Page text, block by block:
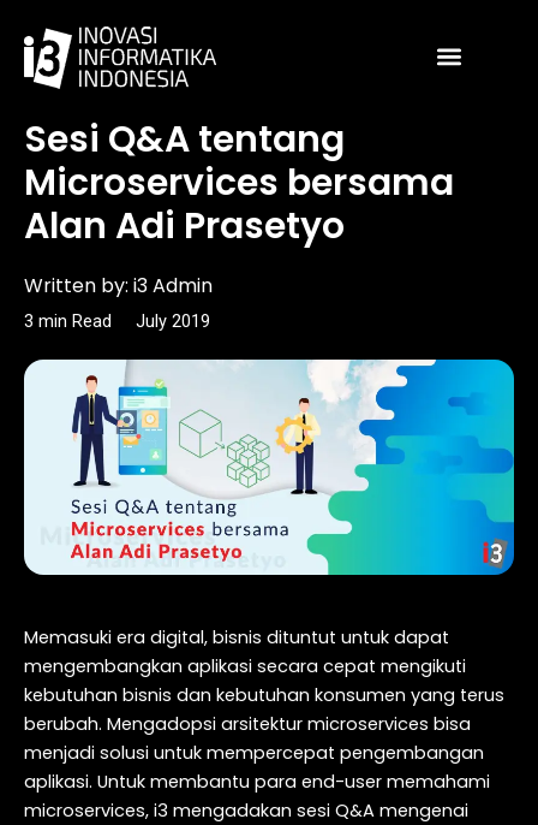
content
Article
Sesi Q&A tentang
Microservices bersama
Alan Adi Prasetyo
Written by: i3 Admin
3 min Read July 2019
Memasuki era digital, bisnis dituntut untuk dapat
mengembangkan aplikasi secara cepat mengikuti
kebutuhan bisnis dan kebutuhan konsumen yang terus
berubah. Mengadopsi arsitektur microservices bisa
menjadi solusi untuk mempercepat pengembangan
aplikasi. Untuk membantu para end-user memahami
microservices, i3 mengadakan sesi Q&A mengenai